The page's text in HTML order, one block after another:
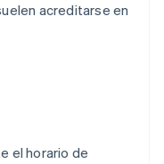
acreditarse en
el horario de